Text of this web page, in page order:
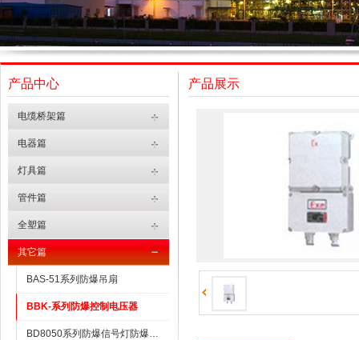
产品中心
电缆桥架篇
电器篇
灯具篇
管件篇
全塑篇
其它篇
BAS-51系列防爆吊扇
BBK-系列防爆控制电压器
BD8050系列防爆信号灯防爆按钮
产品展示